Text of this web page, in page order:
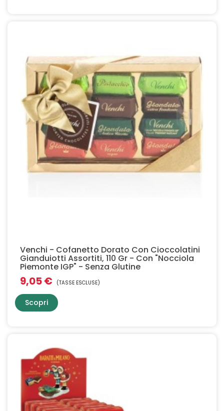
Venchi - Cofanetto Dorato Con Cioccolatini
Gianduiotti Assortiti, 110 Gr - Con "Nocciola
Piemonte IGP" - Senza Glutine
9,05 € (TASSE ESCLUSE)
Scopri